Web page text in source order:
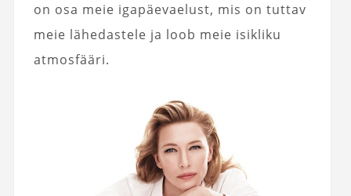
on osa meie igapäevaelust, mis on tuttav
meie lähedastele ja loob meie isikliku
atmosfääri.